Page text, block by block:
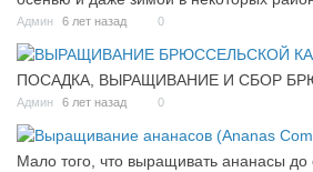
Админ 6 лет назад 0
ПОСАДКА, ВЫРАЩИВАНИЕ И СБОР
Админ 6 лет назад 0
Мало того, что выращивать ананасы